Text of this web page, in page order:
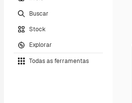
Buscar
Stock
Explorar
Todas as ferramentas